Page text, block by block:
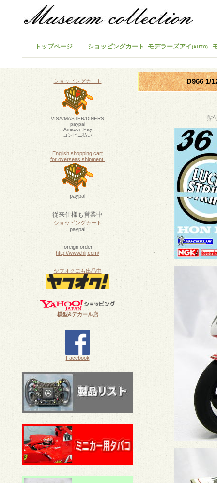
D966 1/
貼
トップページ ショッピングカート モデラーズアイ(AUTO)
ショッピングカート
VISA/MASTER/DINERS
paypal
Amazon Pay
コンビニ払い
English shopping cart
for overseas shipment.
paypal
従来仕様も営業中
ショッピングカート
paypal
foreign order
http://www.hlj.com/
ヤフオクにも出品中
模型&デカール店
Facebook